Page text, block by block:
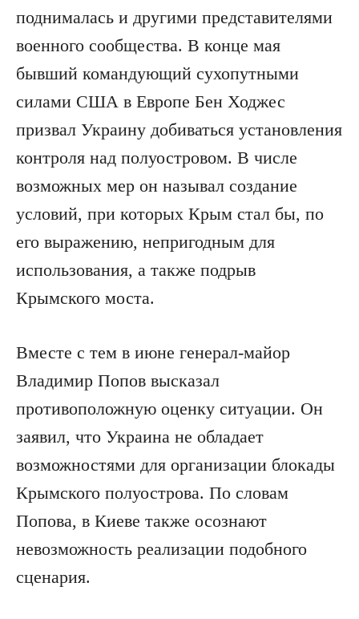
поднималась и другими представителями
военного сообщества. В конце мая
бывший командующий сухопутными
силами США в Европе Бен Ходжес
призвал Украину добиваться установления
контроля над полуостровом. В числе
возможных мер он называл создание
условий, при которых Крым стал бы, по
его выражению, непригодным для
использования, а также подрыв
Крымского моста.
Вместе с тем в июне генерал-майор
Владимир Попов высказал
противоположную оценку ситуации. Он
заявил, что Украина не обладает
возможностями для организации блокады
Крымского полуострова. По словам
Попова, в Киеве также осознают
невозможность реализации подобного
сценария.